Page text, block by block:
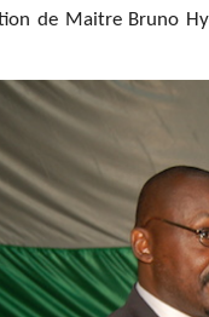
de Maitre Bruno